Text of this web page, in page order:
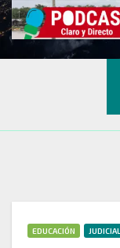
EDUCACIÓN JUDICIAL